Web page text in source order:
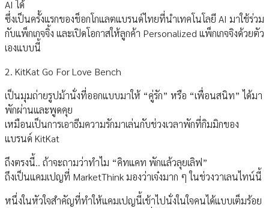
AI ได้
ซึ่งเป็นครั้งแรกของช็อกโกแลตแบรนด์ไทยที่นําเทคโนโลยี AI มาใช้ร่วม
กับแพ็กเกจจิ้ง และเปิดโอกาสให้ลูกค้า Personalized แพ็กเกจจิงด้วยตัว
เองแบบนี้
2. KitKat Go For Love Bench
เป็นมุมถ่ายรูปม้านั่งที่ออกแบบมาให้ “คู่รัก” หรือ “เพื่อนสนิท” ได้มา
พักผ่านและพูดคุย
เหมือนเป็นการเอาธีมความรักมาเล่นกับช่วงเวลาพักที่กิมมิกของ
แบรนด์ KitKat
ถึงตรงนี้.. ถ้าจะถามว่าทําไม “คิทแคท พักแล้วลุยเลิฟ”
ถึงเป็นแคมเปญที่ MarketThink มองว่าเจ๋งมาก ๆ ในช่วงวาเลนไทน์นี้
หนึ่งในหัวใจสําคัญที่ทําให้แคมเปญนี้เข้าไปนั่งในใจคนได้แบบเต็มร้อย